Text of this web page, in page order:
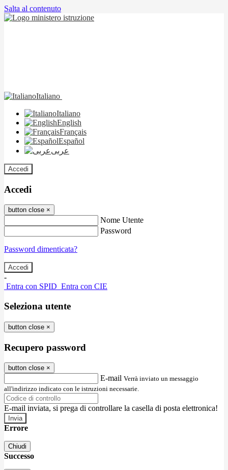
Salta al contenuto
Italiano
Italiano
English
Français
Español
عربى
Accedi
Accedi
button close ×
Nome Utente
Password
Password dimenticata?
-
Entra con SPID Entra con CIE
Seleziona utente
button close ×
Recupero password
button close ×
E-mail Verrà inviato un messaggio
all'indirizzo indicato con le istruzioni necessarie.
E-mail inviata, si prega di controllare la casella di posta elettronica!
Errore
Chiudi
Successo